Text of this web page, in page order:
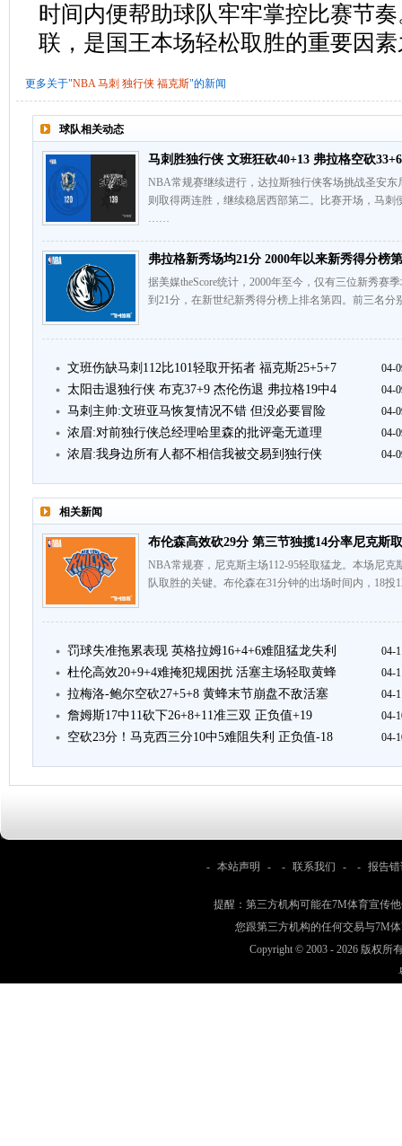
时间内便帮助球队牢牢掌控比赛节
联，是国王本场轻松取胜的重要因
更多关于"NBA 马刺 独行侠 福克斯"的新闻
球队相关动态
马刺胜独行侠 文班狂砍40+13 弗拉格空砍
NBA常规赛继续进行，达拉斯独行侠客场挑战圣安
则取得两连胜，继续稳居西部第二。比赛开场，马
……
弗拉格新秀场均21分 2000年以来新秀得分榜
据美媒theScore统计，2000年至今，仅有三位新秀赛
到21分，在新世纪新秀得分榜上排名第四。前三名
文班伤缺马刺112比101轻取开拓者 福克斯25+5+7 04-
太阳击退独行侠 布克37+9 杰伦伤退 弗拉格19中4 04-
马刺主帅:文班亚马恢复情况不错 但没必要冒险 04-
浓眉:对前独行侠总经理哈里森的批评毫无道理 04-
浓眉:我身边所有人都不相信我被交易到独行侠 04-
相关新闻
布伦森高效砍29分 第三节独揽14分率尼克斯
NBA常规赛，尼克斯主场112-95轻取猛龙。本场尼
队取胜的关键。布伦森在31分钟的出场时间内，18
罚球失准拖累表现 英格拉姆16+4+6难阻猛龙失利 04-
杜伦高效20+9+4难掩犯规困扰 活塞主场轻取黄蜂 04-
拉梅洛-鲍尔空砍27+5+8 黄蜂末节崩盘不敌活塞 04-
詹姆斯17中11砍下26+8+11准三双 正负值+19 04-
空砍23分！马克西三分10中5难阻失利 正负值-18 04-
- 本站声明 - - 联系我们 - - 报告
提醒：第三方机构可能在7M体育宣传
您跟第三方机构的任何交易与7M
Copyright © 2003 - 2026 版权所